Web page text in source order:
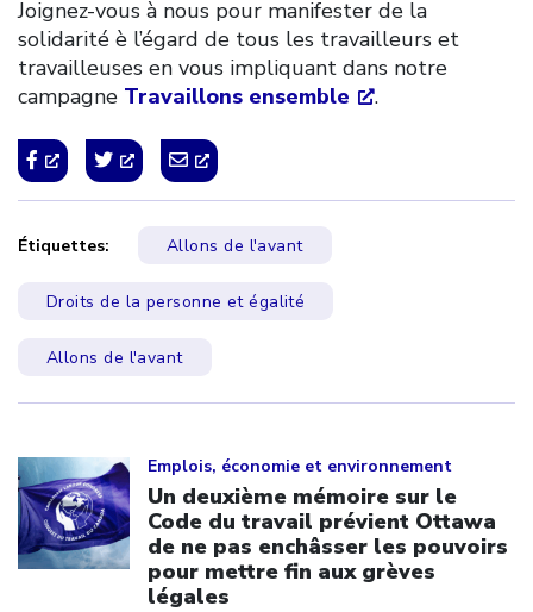
Joignez-vous à nous pour manifester de la
solidarité è l’égard de tous les travailleurs et
travailleuses en vous impliquant dans notre
campagne Travaillons ensemble .
Étiquettes: Allons de l'avant
Droits de la personne et égalité
Allons de l'avant
Emplois, économie et environnement
Un deuxième mémoire sur le
Code du travail prévient Ottawa
de ne pas enchâsser les pouvoirs
pour mettre fin aux grèves
légales